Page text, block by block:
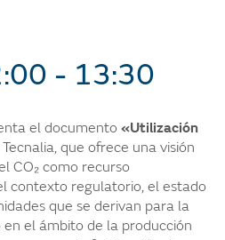
- 13:30
el documento «Utilización
que ofrece una visión
CO₂ como recurso
contexto regulatorio, el estado
que se derivan para la
el ámbito de la producción